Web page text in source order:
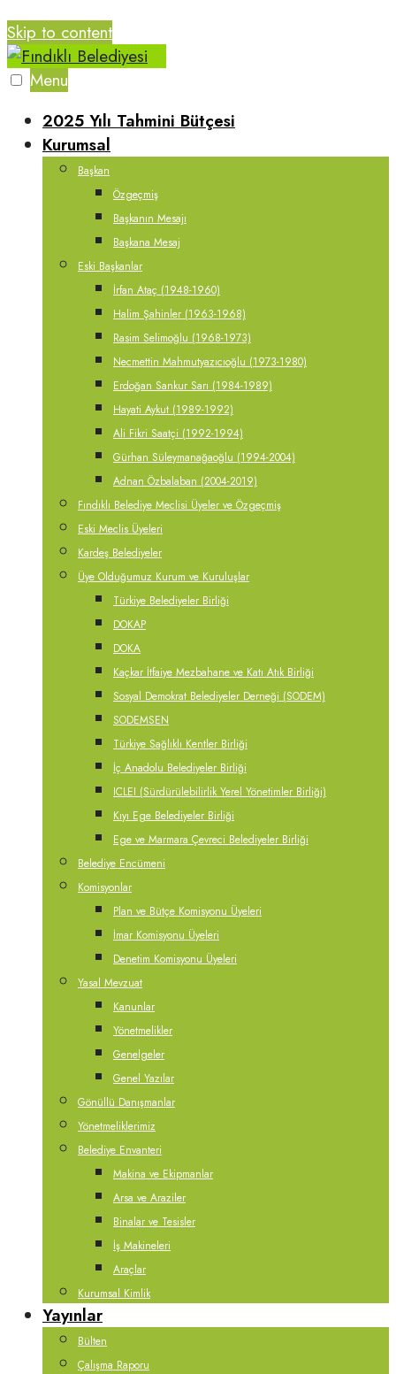
Skip to content
Menu
2025 Yılı Tahmini Bütçesi
Kurumsal
Başkan
Özgeçmiş
Başkanın Mesajı
Başkana Mesaj
Eski Başkanlar
İrfan Ataç (1948-1960)
Halim Şahinler (1963-1968)
Rasim Selimoğlu (1968-1973)
Necmettin Mahmutyazıcıoğlu (1973-1980)
Erdoğan Sankur Sarı (1984-1989)
Hayati Aykut (1989-1992)
Ali Fikri Saatçi (1992-1994)
Gürhan Süleymanağaoğlu (1994-2004)
Adnan Özbalaban (2004-2019)
Fındıklı Belediye Meclisi Üyeler ve Özgeçmiş
Eski Meclis Üyeleri
Kardeş Belediyeler
Üye Olduğumuz Kurum ve Kuruluşlar
Türkiye Belediyeler Birliği
DOKAP
DOKA
Kaçkar İtfaiye Mezbahane ve Katı Atık Birliği
Sosyal Demokrat Belediyeler Derneği (SODEM)
SODEMSEN
Türkiye Sağlıklı Kentler Birliği
İç Anadolu Belediyeler Birliği
ICLEI (Sürdürülebilirlik Yerel Yönetimler Birliği)
Kıyı Ege Belediyeler Birliği
Ege ve Marmara Çevreci Belediyeler Birliği
Belediye Encümeni
Komisyonlar
Plan ve Bütçe Komisyonu Üyeleri
İmar Komisyonu Üyeleri
Denetim Komisyonu Üyeleri
Yasal Mevzuat
Kanunlar
Yönetmelikler
Genelgeler
Genel Yazılar
Gönüllü Danışmanlar
Yönetmeliklerimiz
Belediye Envanteri
Makina ve Ekipmanlar
Arsa ve Araziler
Binalar ve Tesisler
İş Makineleri
Araçlar
Kurumsal Kimlik
Yayınlar
Bülten
Çalışma Raporu